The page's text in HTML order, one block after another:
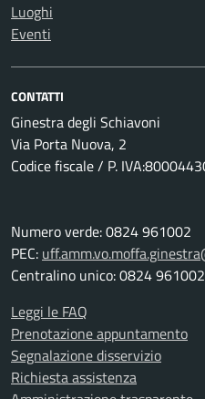
Luoghi
Eventi
CONTATTI
Ginestra degli Schiavoni
Via Porta Nuova, 2
Codice fiscale / P.
Numero verde: 0824 961002
PEC:
Centralino unico: 0824 961002
Leggi le FAQ
Prenotazione appuntamento
Segnalazione disservizio
Richiesta assistenza